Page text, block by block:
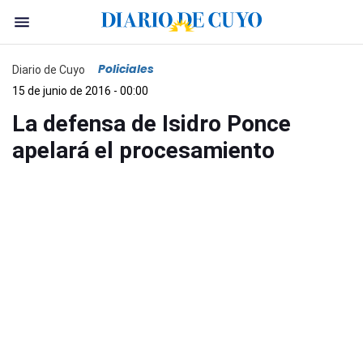
Diario de Cuyo Policiales
15 de junio de 2016 - 00:00
La defensa de Isidro Ponce
apelará el procesamiento